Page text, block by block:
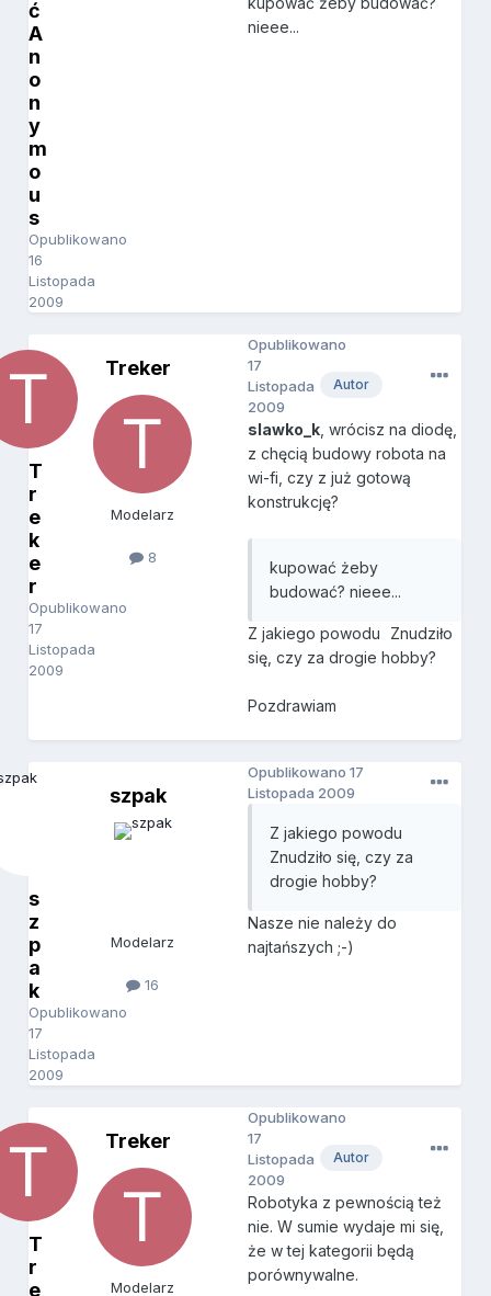
ć
A
n
o
n
y
m
o
u
s
Opublikowano
16
Listopada
2009
nieee...
T
r
e
k
e
r
Opublikowano
17
Listopada
2009
Treker
Modelarz
8
Autor
Opublikowano
17
Listopada
2009
slawko_k , wrócisz na diodę,
z chęcią budowy robota na
wi-fi, czy z już gotową
konstrukcję?
kupować żeby
budować? nieee...
Z jakiego powodu
Znudziło
się, czy za drogie hobby?
Pozdrawiam
s
z
p
a
k
Opublikowano
17
Listopada
2009
szpak
Modelarz
16
Opublikowano17
Listopada 2009
Z jakiego powodu
Znudziło się, czy za
drogie hobby?
Nasze nie należy do
najtańszych ;-)
T
r
e
Treker
Modelarz
Autor
Opublikowano
17
Listopada
2009
Robotyka z pewnością też
nie. W sumie wydaje mi się,
że w tej kategorii będą
porównywalne.